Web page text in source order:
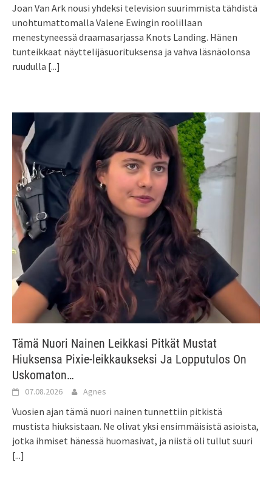
Joan Van Ark nousi yhdeksi television suurimmista tähdistä
unohtumattomalla Valene Ewingin roolillaan
menestyneessä draamasarjassa Knots Landing. Hänen
tunteikkaat näyttelijäsuorituksensa ja vahva läsnäolonsa
ruudulla [...]
Tämä Nuori Nainen Leikkasi Pitkät Mustat
Hiuksensa Pixie-leikkaukseksi Ja Lopputulos On
Uskomaton…
07.08.2026 Agnes
Vuosien ajan tämä nuori nainen tunnettiin pitkistä
mustista hiuksistaan. Ne olivat yksi ensimmäisistä asioista,
jotka ihmiset hänessä huomasivat, ja niistä oli tullut suuri
[...]